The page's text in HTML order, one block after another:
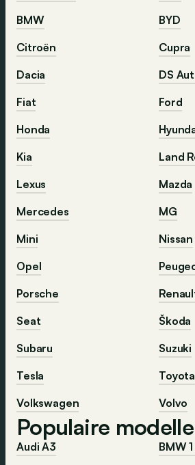
BMW
BYD
Citroën
Cupra
Dacia
DS
Fiat
Ford
Honda
Kia
Land
Lexus
Mazda
Mercedes
MG
Mini
Nissan
Opel
Porsche
Seat
Škoda
Subaru
Suzuki
Tesla
Toyota
Volkswagen
Volvo
Populaire
Audi A3
BMW